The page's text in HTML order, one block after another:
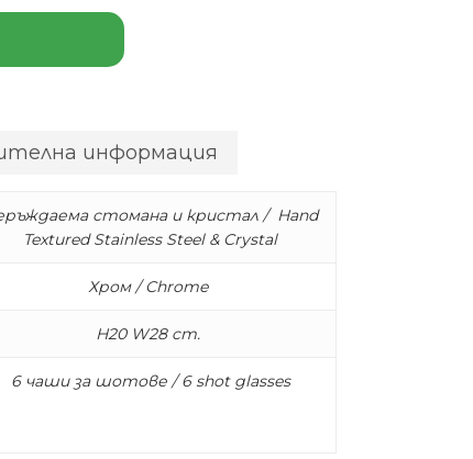
информация
стомана и кристал / Hand
Textured Stainless Steel & Crystal
Хром / Chrome
H20 W28 cm.
6 чаши за шотове / 6 shot glasses